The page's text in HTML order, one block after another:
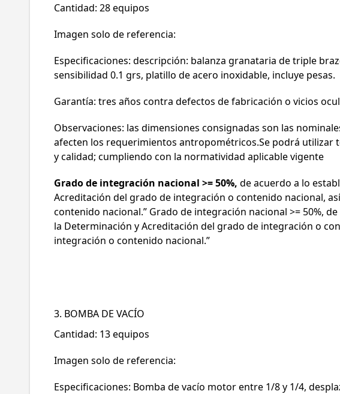
Cantidad: 28 equipos
Imagen solo de referencia:
Especificaciones: descripción: balanza granataria de triple
sensibilidad 0.1 grs, platillo de acero inoxidable, incluye pesas.
Garantía: tres años contra defectos de fabricación o vicios
Observaciones: las dimensiones consignadas son las
afecten los requerimientos antropométricos.Se podrá utilizar
y calidad; cumpliendo con la normatividad aplicable vigente
Grado de integración nacional >= 50%, de acuerdo a lo
Acreditación del grado de integración o contenido nacional,
contenido nacional.” Grado de integración nacional >= 50%,
la Determinación y Acreditación del grado de integración o
integración o contenido nacional.”
3. BOMBA DE VACÍO
Cantidad: 13 equipos
Imagen solo de referencia:
Especificaciones: Bomba de vacío motor entre 1/8 y 1/4,
Proveedor
RFC